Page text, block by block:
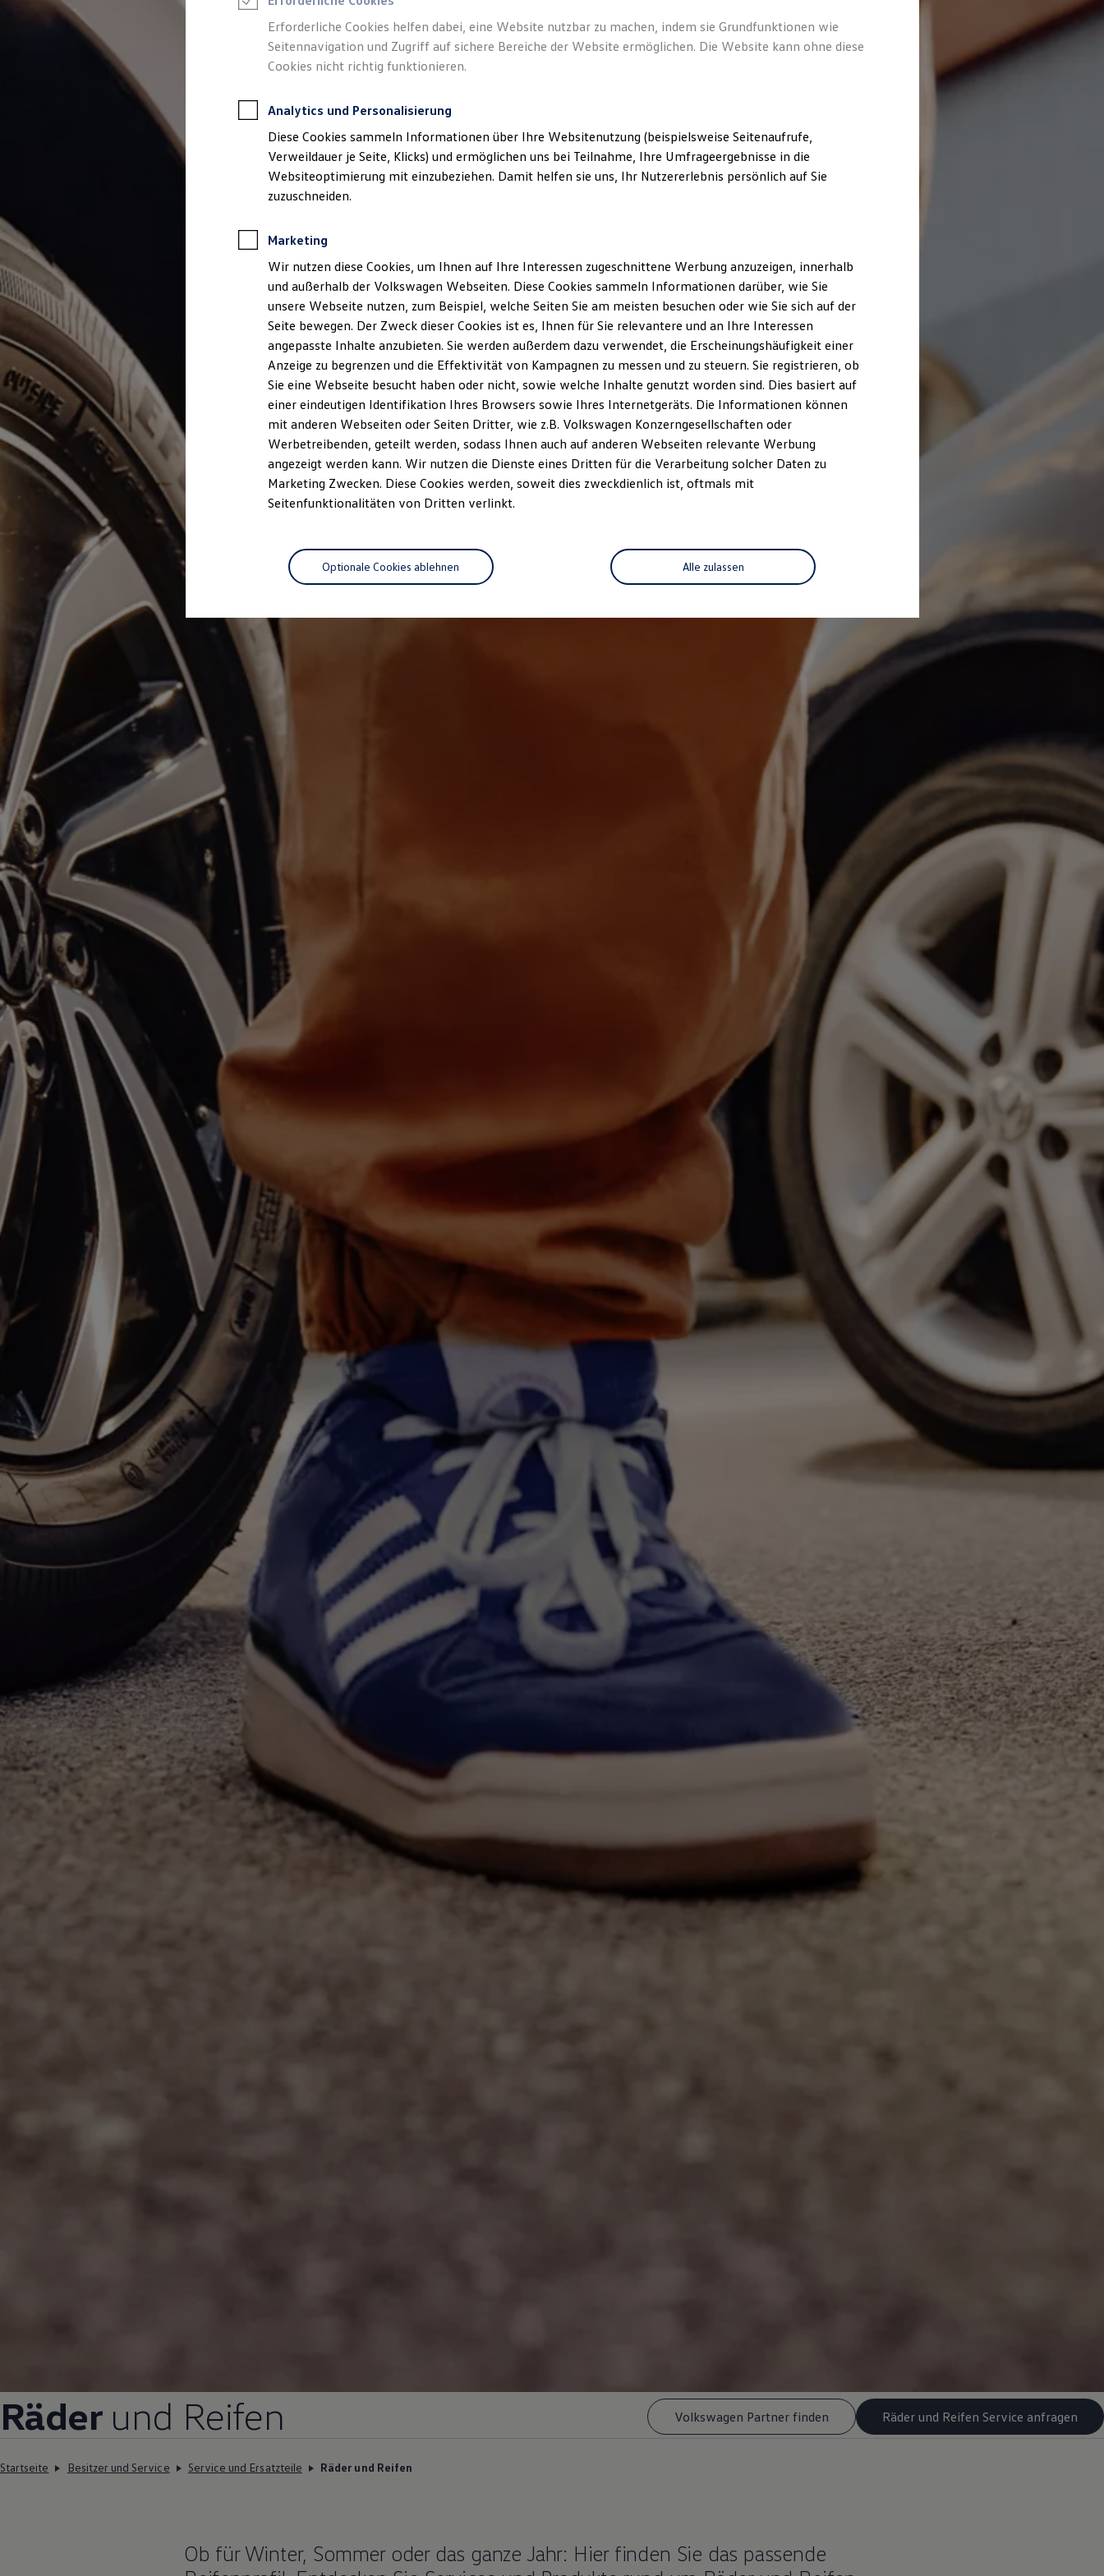
Leasing
Leasing-Angebote
Gebrauchtwagen Leasing
Junge Gebrauchtwagen-Leasing
Elektroauto Leasing
Kleinwagen-Leasing
Leasing ohne Anzahlung
Autokredit mit Schlussrate
Versicherungen und Garantien
Kfz-Versicherung
Professional Class bei Volkswagen
Anpfiff zum Gewinn
Elektromobilität
Elektroautos
ID. Tutorials
Elektrofahrzeugkonzepte
ID. EVERY1
Reichweite
Reichweite der ID. Modelle
Reichweite im Winter
Rekuperation
Laden
Laden unterwegs
Laden Zuhause
Ladestationen finden
Ladezeitensimulator
Batterie
Sicherheit
Garantie und Lebensdauer
Nachhaltigkeit
Technologie
Kosten und Kauf
Verbrauchskosten
Kaufoptionen
E-Auto-Förderung
Software und Konnektivität
Die ID. Software 6
ID. Software Versionen und Updates
Digitale Extras
Schnittstellen zu Ihrem ID.
Hybridautos
Marke und Erlebnis
Volkswagen R und R Experience
R-Modelle
R Experience
Driving Experience
Volkswagen entdecken
Werkbesichtigung
Lifestyle Shop
T-Roc Kollektion
Golf Kollektion
ID. Kollektion
Volkswagen Kollektion
R-Kollektion
we drive football
#wedriveproud
Besitzer und Service
myVolkswagen
Software Updates
Service und Ersatzteile
Inspektion und HU/AU
Reparaturen und Checks
Motorenöl und Flüssigkeiten
Räder und Reifen
Pannen- und Unfallhilfe
Economy Service
Volkswagen Teile
Zubehör
Modellspezifisches Zubehör
Schutz und Pflege
Transport
Entertainment und Elektronik
Individualisieren
Wallbox und Ladekabel
Digitale Extras
Dienste für Ihr Modell finden
Volkswagen Apps, Login und Shop
Handy und Fahrzeug verbinden
Updates für Software, Karten und Radio
Über Ihr Auto
Vorgängermodelle
Kundeninformationen
Volkswagen Kundenbetreuung
Warn- und Kontrollleuchten
Assistenzsysteme
Digitale Betriebsanleitung
Live Beratung
Magazin
Lifestyle
Transport
Volkswagen R
Pannen- und Unfallhilfe
Volkswagen Kundenbetreuung
Räder und Reifen Volkswagen Partner finden Räder und Reifen Service anfragen
Startseite Besitzer und Service Service und Ersatzteile Räder und Reifen
Ob für Winter, Sommer oder das ganze Jahr: Hier finden Sie das passende
Erforderliche Cookies helfen dabei, eine Website nutzbar zu machen, indem sie Grundfunktionen wie
Seitennavigation und Zugriff auf sichere Bereiche der Website ermöglichen. Die Website kann ohne diese
Cookies nicht richtig funktionieren.
Analytics und Personalisierung
Diese Cookies sammeln Informationen über Ihre Websitenutzung (beispielsweise Seitenaufrufe,
Verweildauer je Seite, Klicks) und ermöglichen uns bei Teilnahme, Ihre Umfrageergebnisse in die
Websiteoptimierung mit einzubeziehen. Damit helfen sie uns, Ihr Nutzererlebnis persönlich auf Sie
zuzuschneiden.
Marketing
Wir nutzen diese Cookies, um Ihnen auf Ihre Interessen zugeschnittene Werbung anzuzeigen, innerhalb
und außerhalb der Volkswagen Webseiten. Diese Cookies sammeln Informationen darüber, wie Sie
unsere Webseite nutzen, zum Beispiel, welche Seiten Sie am meisten besuchen oder wie Sie sich auf der
Seite bewegen. Der Zweck dieser Cookies ist es, Ihnen für Sie relevantere und an Ihre Interessen
angepasste Inhalte anzubieten. Sie werden außerdem dazu verwendet, die Erscheinungshäufigkeit einer
Anzeige zu begrenzen und die Effektivität von Kampagnen zu messen und zu steuern. Sie registrieren, ob
Sie eine Webseite besucht haben oder nicht, sowie welche Inhalte genutzt worden sind. Dies basiert auf
einer eindeutigen Identifikation Ihres Browsers sowie Ihres Internetgeräts. Die Informationen können
mit anderen Webseiten oder Seiten Dritter, wie z.B. Volkswagen Konzerngesellschaften oder
Werbetreibenden, geteilt werden, sodass Ihnen auch auf anderen Webseiten relevante Werbung
angezeigt werden kann. Wir nutzen die Dienste eines Dritten für die Verarbeitung solcher Daten zu
Marketing Zwecken. Diese Cookies werden, soweit dies zweckdienlich ist, oftmals mit
Seitenfunktionalitäten von Dritten verlinkt.
Alle zulassen
Optionale Cookies ablehnen